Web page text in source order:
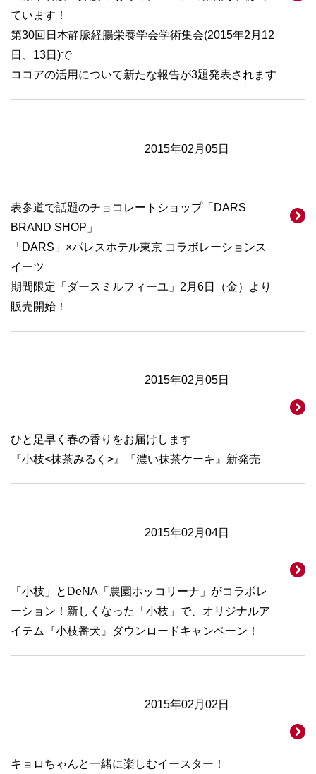
ています！
第30回日本静脈経腸栄養学会学術集会(2015年2月12
日、13日)で
ココアの活用について新たな報告が3題発表されます
2015年02月05日
表参道で話題のチョコレートショップ「DARS
BRAND SHOP」
「DARS」×パレスホテル東京 コラボレーションス
イーツ
期間限定「ダースミルフィーユ」2月6日（金）より
販売開始！
2015年02月05日
ひと足早く春の香りをお届けします
『小枝<抹茶みるく>』『濃い抹茶ケーキ』新発売
2015年02月04日
「小枝」とDeNA「農園ホッコリーナ」がコラボレ
ーション！新しくなった「小枝」で、オリジナルア
イテム『小枝番犬』ダウンロードキャンペーン！
2015年02月02日
キョロちゃんと一緒に楽しむイースター！